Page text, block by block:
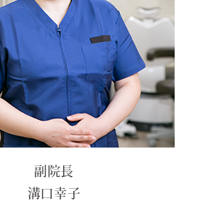
副院長
溝口幸子